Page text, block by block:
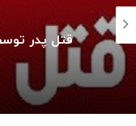
قتل پدر